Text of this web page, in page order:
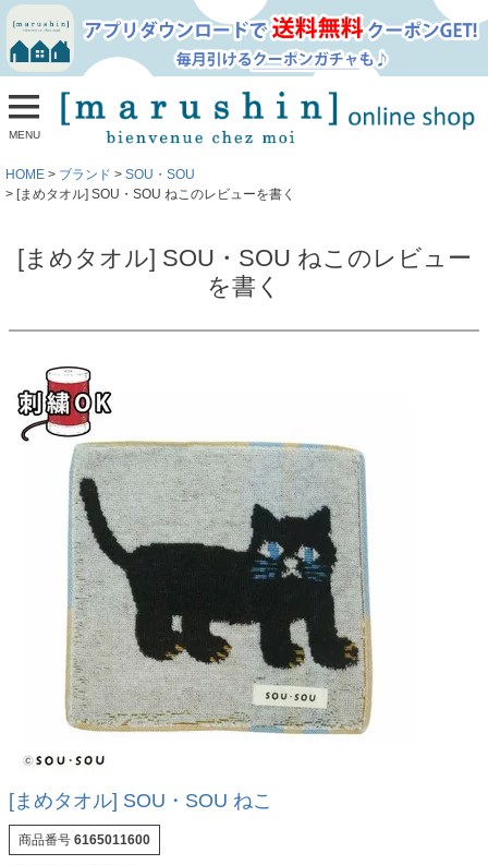
MENU
HOME ブランド
SOU・SOU
[まめタオル] SOU・SOU ねこのレビューを書く
[まめタオル] SOU・SOU ねこのレビュー
を書く
[まめタオル] SOU・SOU ねこ
商品番号 6165011600